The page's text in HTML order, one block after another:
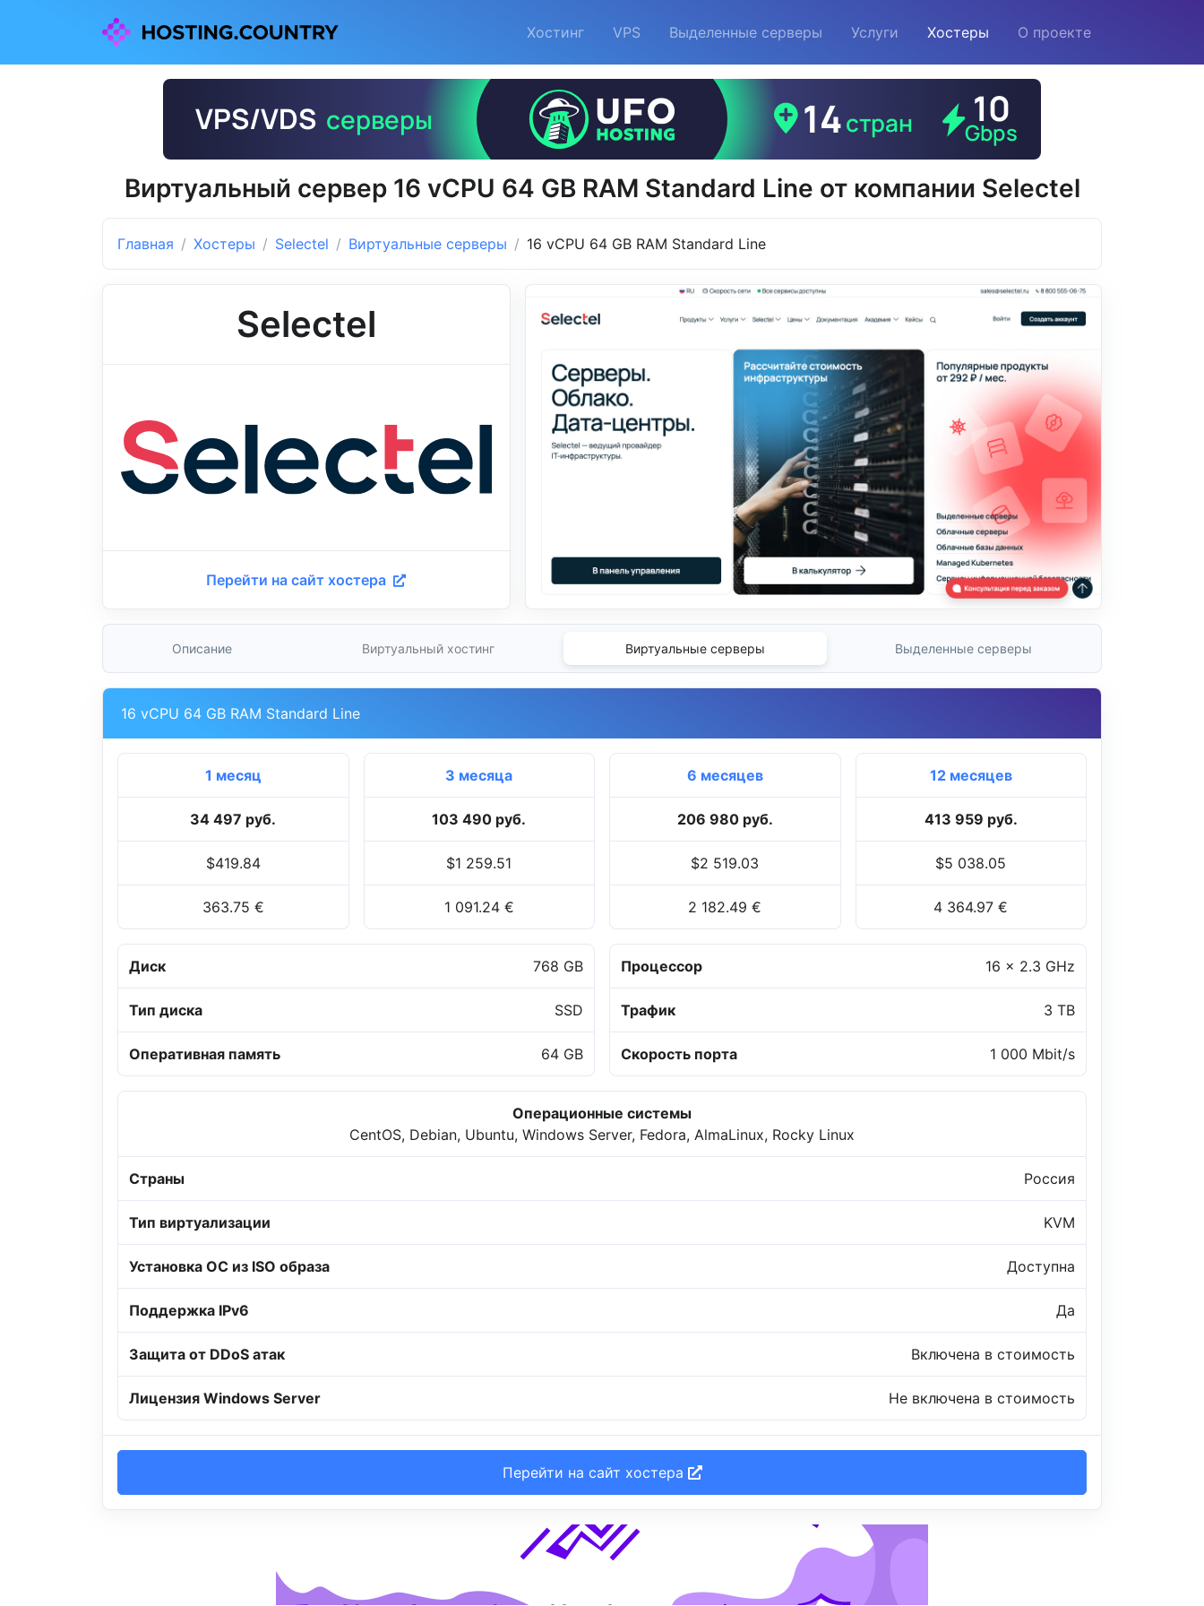
Хостинг VPS Выделенные серверы Услуги Хостеры О проекте
Виртуальный сервер 16 vCPU 64 GB RAM Standard Line от компании Selectel
Главная Хостеры Selectel Виртуальные серверы 16 vCPU 64 GB RAM Standard Line
Selectel
Перейти на сайт хостера
Описание Виртуальный хостинг Виртуальные серверы Выделенные серверы
16 vCPU 64 GB RAM Standard Line
1 месяц
34 497 руб.
$419.84
363.75 €
3 месяца
103 490 руб.
$1 259.51
1 091.24 €
6 месяцев
206 980 руб.
$2 519.03
2 182.49 €
12 месяцев
413 959 руб.
$5 038.05
4 364.97 €
Диск 768 GB
Тип диска SSD
Оперативная память 64 GB
Процессор 16 x 2.3 GHz
Трафик 3 TB
Скорость порта 1 000 Mbit/s
Операционные системы
CentOS, Debian, Ubuntu, Windows Server, Fedora, AlmaLinux, Rocky Linux
Страны Россия
Тип виртуализации KVM
Установка ОС из ISO образа Доступна
Поддержка IPv6 Да
Защита от DDoS атак Включена в стоимость
Лицензия Windows Server Не включена в стоимость
Перейти на сайт хостера